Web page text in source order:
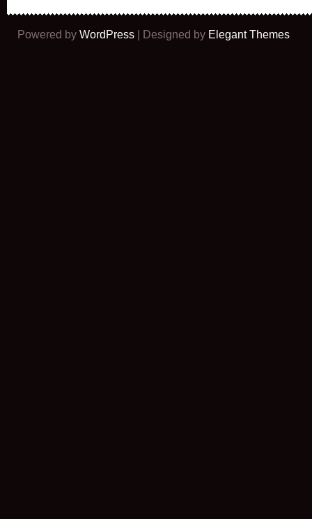
Powered by WordPress | Designed by Elegant Themes